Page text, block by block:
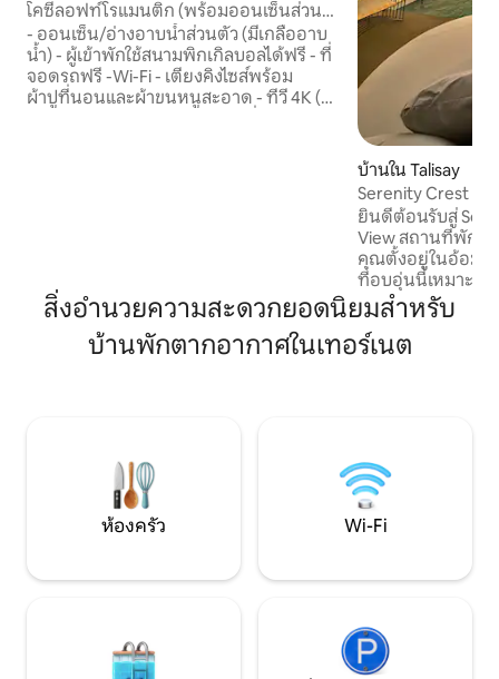
โคซี่ลอฟท์โรแมนติก (พร้อมออนเซ็นส่วน
ตัว)
- ออนเซ็น/อ่างอาบน้ำส่วนตัว (มีเกลืออาบ
น้ำ) - ผู้เข้าพักใช้สนามพิกเกิลบอลได้ฟรี - ที่
จอดรถฟรี -Wi-Fi - เตียงคิงไซส์พร้อม
ผ้าปูที่นอนและผ้าขนหนูสะอาด - ทีวี 4K (มี
สำหรับผู้ที่ต้องการดื่มด่ำกับธรรมชาติ และ
อยู่ห่างจากตาไกตายเพียง 15 นาที
บ้านใน Talisay
Serenity Crest
ยินดีต้อนรับสู่
View สถานที่พักผ่
คุณตั้งอยู่ในอ้อมก
ที่อบอุ่นนี้เหมาะส
ครอบครัวขนาดเล็
ไม่เกิน 2 คน (อายุ
วิวอันน่าทึ่งของภูเข
บรรยากาศที่เงียบ
จดจำ🤍
สิ่งอำนวยความสะดวกยอดนิยมสำหรับ
บ้านพักตากอากาศในเทอร์เนต
ห้องครัว Wi-Fi